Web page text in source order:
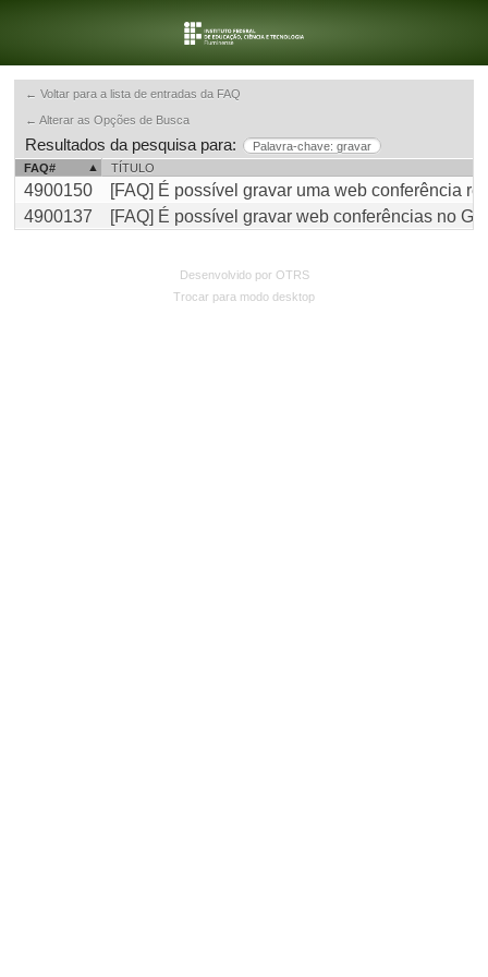
← Voltar para a lista de entradas da FAQ
← Alterar as Opções de Busca
Resultados da pesquisa para:
Palavra-chave: gravar
FAQ#
TÍTULO
4900150
[FAQ] É possível gravar uma web conferência
4900137
[FAQ] É possível gravar web conferências no
Desenvolvido por OTRS
Trocar para modo desktop